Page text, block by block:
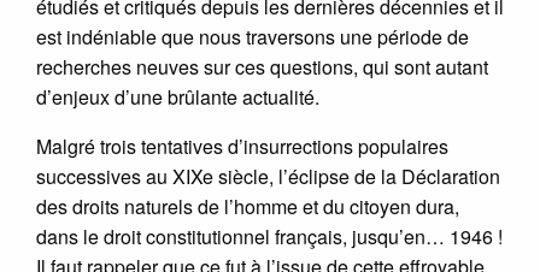
étudiés et critiqués depuis les dernières décennies et il
est indéniable que nous traversons une période de
recherches neuves sur ces questions, qui sont autant
d’enjeux d’une brûlante actualité.
Malgré trois tentatives d’insurrections populaires
successives au XIXe siècle, l’éclipse de la Déclaration
des droits naturels de l’homme et du citoyen dura,
dans le droit constitutionnel français, jusqu’en… 1946 !
Il faut rappeler que ce fut à l’issue de cette effroyable